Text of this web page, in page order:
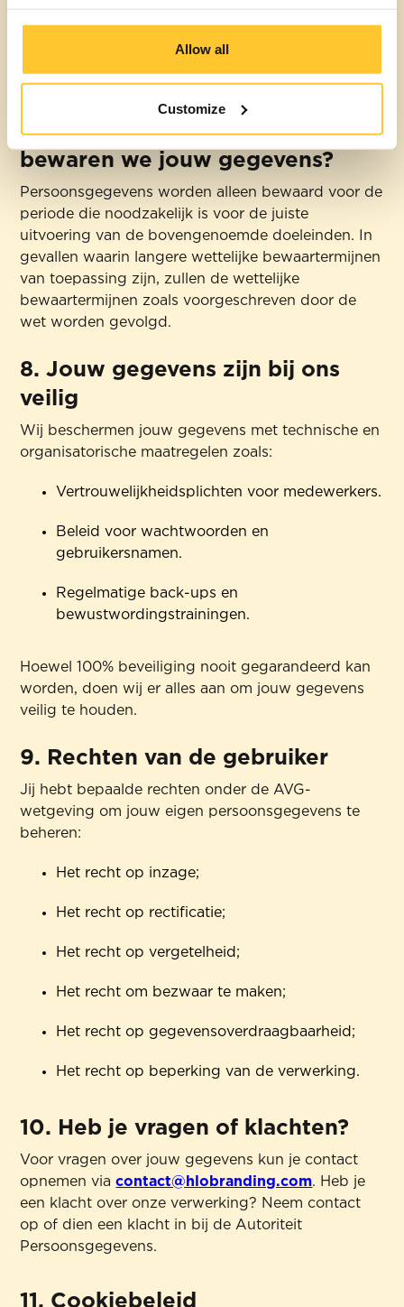
Allow all
Customize
diensten te waarborgen.
7. Bewaartermijn: hoe lang
bewaren we jouw gegevens?
Persoonsgegevens worden alleen bewaard voor de
periode die noodzakelijk is voor de juiste
uitvoering van de bovengenoemde doeleinden. In
gevallen waarin langere wettelijke bewaartermijnen
van toepassing zijn, zullen de wettelijke
bewaartermijnen zoals voorgeschreven door de
wet worden gevolgd.
8. Jouw gegevens zijn bij ons
veilig
Wij beschermen jouw gegevens met technische en
organisatorische maatregelen zoals:
Vertrouwelijkheidsplichten voor medewerkers.
Beleid voor wachtwoorden en
gebruikersnamen.
Regelmatige back-ups en
bewustwordingstrainingen.
Hoewel 100% beveiliging nooit gegarandeerd kan
worden, doen wij er alles aan om jouw gegevens
veilig te houden.
9. Rechten van de gebruiker
Jij hebt bepaalde rechten onder de AVG-
wetgeving om jouw eigen persoonsgegevens te
beheren:
Het recht op inzage;
Het recht op rectificatie;
Het recht op vergetelheid;
Het recht om bezwaar te maken;
Het recht op gegevensoverdraagbaarheid;
Het recht op beperking van de verwerking.
10. Heb je vragen of klachten?
Voor vragen over jouw gegevens kun je contact
opnemen viacontact@hlobranding.com. Heb je
een klacht over onze verwerking? Neem contact
op of dien een klacht in bij de Autoriteit
Persoonsgegevens.
11. Cookiebeleid